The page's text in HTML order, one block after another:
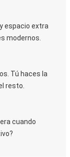
espacio extra
modernos.
Tú haces la
resto.
cuando